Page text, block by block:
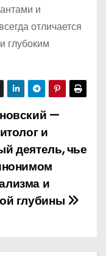
и
отличается
глубоким
—
и
деятель, чье
и
глубины